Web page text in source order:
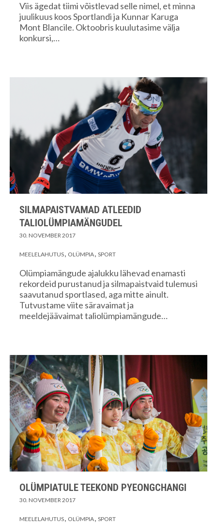
Viis ägedat tiimi võistlevad selle nimel, et minna
juulikuus koos Sportlandi ja Kunnar Karuga
Mont Blancile. Oktoobris kuulutasime välja
konkursi,…
SILMAPAISTVAMAD ATLEEDID
TALIOLÜMPIAMÄNGUDEL
30. NOVEMBER 2017
MEELELAHUTUS OLÜMPIA SPORT
Olümpiamängude ajalukku lähevad enamasti
rekordeid purustanud ja silmapaistvaid tulemusi
saavutanud sportlased, aga mitte ainult.
Tutvustame viite säravaimat ja
meeldejäävaimat taliolümpiamängude…
OLÜMPIATULE TEEKOND PYEONGCHANGI
30. NOVEMBER 2017
MEELELAHUTUS OLÜMPIA SPORT